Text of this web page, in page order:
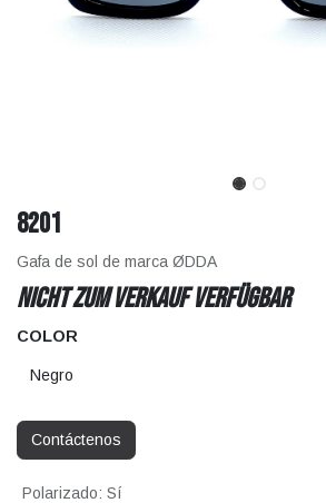
8201
Gafa de sol de marca ØDDA
Nicht zum Verkauf verfügbar
COLOR
Contáctenos
Polarizado: Sí